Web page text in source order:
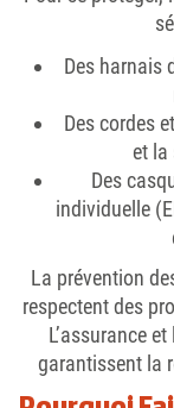
Des harnais
Des cordes
et la
Des
individuelle
La prévention
respectent des
L’assurance
garantissent la